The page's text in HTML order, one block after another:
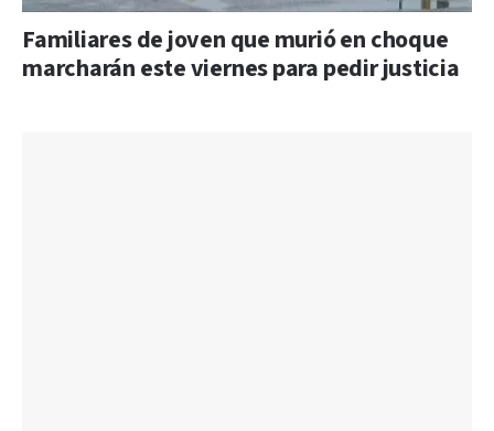
Familiares de joven que murió en choque
marcharán este viernes para pedir justicia